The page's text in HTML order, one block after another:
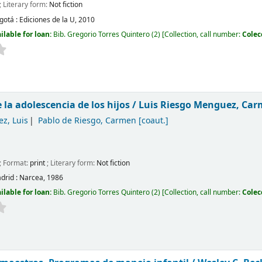
; Literary form: Not fiction
: Ediciones de la U,2010
for loan: Bib. Gregorio Torres Quintero(2) Collection, call number:
la adolescencia de los hijos / Luis Riesgo Menguez,
Luis Pablo de Riesgo, Carmen [coaut.]
; Format: print; Literary form: Not fiction
: Narcea, 1986
for loan: Bib. Gregorio Torres Quintero(2) Collection, call number: